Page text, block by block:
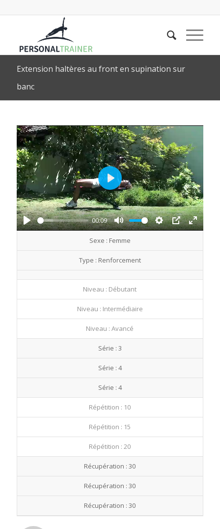
Extension haltères au front en supination sur
banc
Play
00:09
Mute
Settings
PIP
Enter
Play
Sexe : Femme
Type : Renforcement
Niveau : Débutant
Niveau : Intermédiaire
Niveau : Avancé
Série : 3
Série : 4
Série : 4
Répétition : 10
Répétition : 15
Répétition : 20
Récupération : 30
Récupération : 30
Récupération : 30